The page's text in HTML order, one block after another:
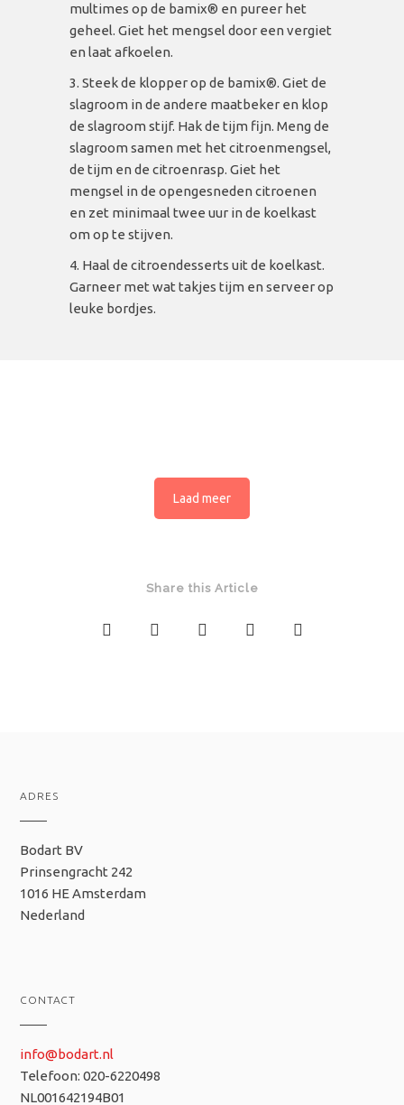
multimes op de bamix® en pureer het
geheel. Giet het mengsel door een vergiet
en laat afkoelen.
Steek de klopper op de bamix®. Giet de
slagroom in de andere maatbeker en klop
de slagroom stijf. Hak de tijm fijn. Meng de
slagroom samen met het citroenmengsel,
de tijm en de citroenrasp. Giet het
mengsel in de opengesneden citroenen
en zet minimaal twee uur in de koelkast
om op te stijven.
Haal de citroendesserts uit de koelkast.
Garneer met wat takjes tijm en serveer op
leuke bordjes.
Laad meer
Share this Article
ADRES
Bodart BV
Prinsengracht 242
1016 HE Amsterdam
Nederland
CONTACT
info@bodart.nl
Telefoon: 020-6220498
NL001642194B01